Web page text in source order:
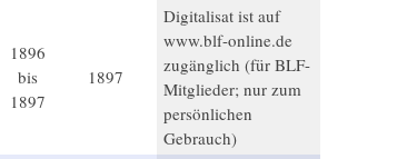
1896
bis
1897
1897
Digitalisat ist auf
www.blf-online.de
zugänglich (für BLF-
Mitglieder; nur zum
persönlichen
Gebrauch)